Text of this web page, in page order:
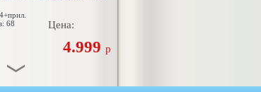
68
Цена:
4.999 р
эмпатии и